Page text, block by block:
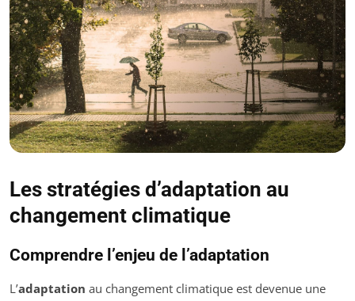
Les stratégies d’adaptation au
changement climatique
Comprendre l’enjeu de l’adaptation
L’adaptation au changement climatique est devenue une